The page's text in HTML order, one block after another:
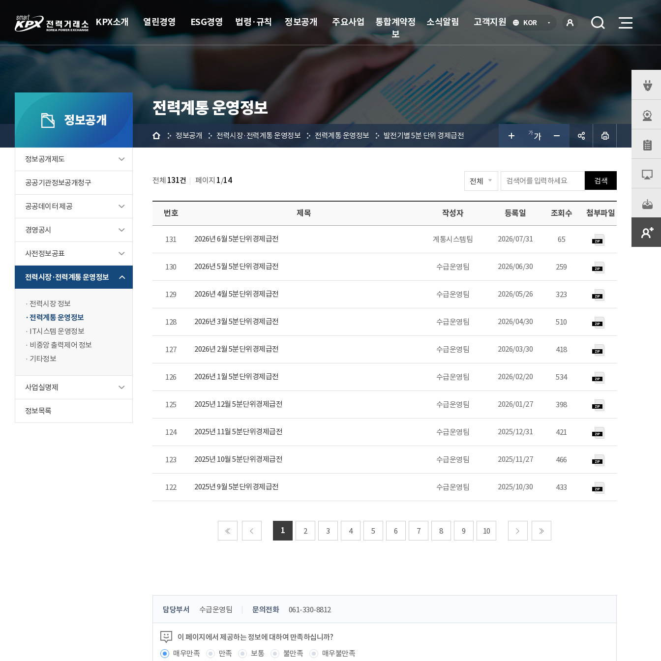
KOR언
그인
KPX소개 열린경영 ESG경영 법령·규칙 정보공개 주요사업
통합계약정
보
소식알림 고객지원
정보공개
정보공개제도
공공기관정보공개청구
공공데이터 제공
경영공시
사전정보공표
전력시장·전력계통 운영정보
전력시장 정보
전력계통 운영정보
IT시스템 운영정보
비중앙 출력제어 정보
기타정보
사업실명제
정보목록
전력계통 운영정보
홈 정보공개 전력시장·전력계통 운영정보 전력계통 운영정보 발전기별 5분 단위 경제급전
검색
전체 131건 페이지 1/14
번호 제목 작성자 등록일 조회수 첨부파일
131 2026년 6월 5분단위경제급전 계통시스템팀 2026/07/31 65
130 2026년 5월 5분단위경제급전 수급운영팀 2026/06/30 259
129 2026년 4월 5분단위경제급전 수급운영팀 2026/05/26 323
128 2026년 3월 5분단위경제급전 수급운영팀 2026/04/30 510
127 2026년 2월 5분단위경제급전 수급운영팀 2026/03/30 418
126 2026년 1월 5분단위경제급전 수급운영팀 2026/02/20 534
125 2025년 12월 5분단위경제급전 수급운영팀 2026/01/27 398
124 2025년 11월 5분단위경제급전 수급운영팀 2025/12/31 421
123 2025년 10월 5분단위경제급전 수급운영팀 2025/11/27 466
122 2025년 9월 5분단위경제급전 수급운영팀 2025/10/30 433
1 2 3 4 5 6 7 8 9
10
콘
츠
정
보
담당부서 수급운영팀 문의전화 061-330-8812
이 페이지에서 제공하는 정보에 대하여 만족하십니까?
매우만족
만족 보통 불만족 매우불만족
뉴